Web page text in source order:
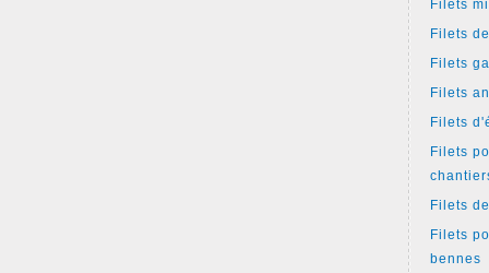
Filets
Filets
Filets
Filets
Filets
Filets
Filets
Filets
bennes